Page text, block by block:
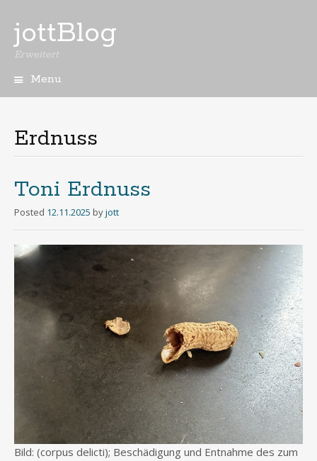
jottBlog
Erweitert
Menu
Erdnuss
Toni Erdnuss
Posted 12.11.2025 byjott
Bild: (corpus delicti); Beschädigung und Entnahme des zum